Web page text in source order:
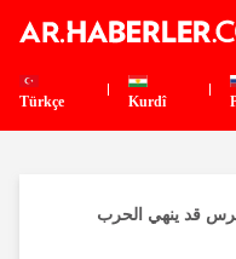
Kurdî
Türkçe
قد ينهي الحرب